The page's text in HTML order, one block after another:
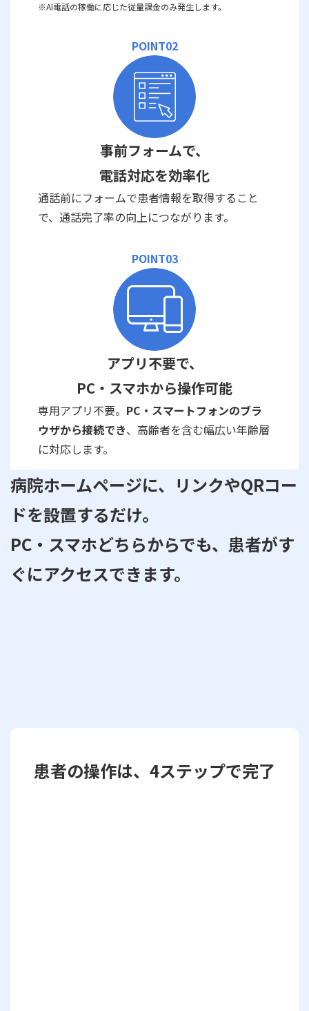
※AI電話の稼働に応じた従量課金のみ発生します。
POINT02
事前フォームで、
電話対応を効率化
通話前にフォームで患者情報を取得すること
で、通話完了率の向上につながります。
POINT03
アプリ不要で、
PC・スマホから操作可能
専用アプリ不要。 PC・スマートフォンのブラ
ウザから接続でき、高齢者を含む幅広い年齢層
に対応します。
病院ホームページに、リンクやQRコー
ドを設置するだけ。
PC・スマホどちらからでも、患者がす
ぐにアクセスできます。
患者の操作は、4ステップで完了